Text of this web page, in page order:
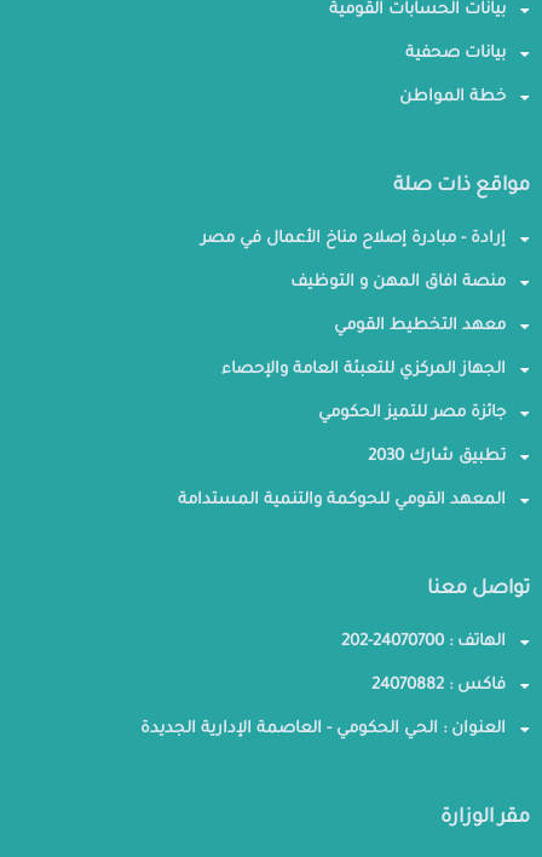
بيانات الحسابات القومية
بيانات صحفية
خطة المواطن
مواقع ذات صلة
إرادة - مبادرة إصلاح مناخ الأعمال في مصر
منصة افاق المهن و التوظيف
معهد التخطيط القومي
الجهاز المركزي للتعبئة العامة والإحصاء
جائزة مصر للتميز الحكومي
تطبيق شارك 2030
المعهد القومي للحوكمة والتنمية المستدامة
تواصل معنا
الهاتف : 24070700-202
فاكس : 24070882
العنوان : الحي الحكومي - العاصمة الإدارية الجديدة
مقر الوزارة